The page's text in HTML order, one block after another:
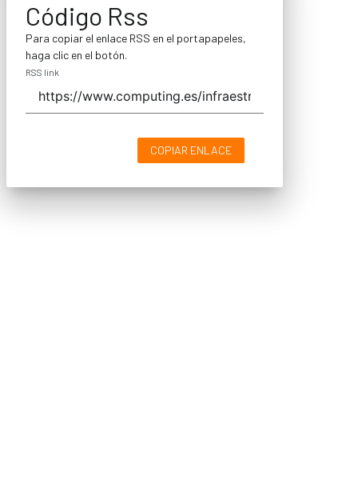
Código Rss
Para copiar el enlace RSS en el portapapeles,
haga clic en el botón.
RSS link
COPIAR ENLACE